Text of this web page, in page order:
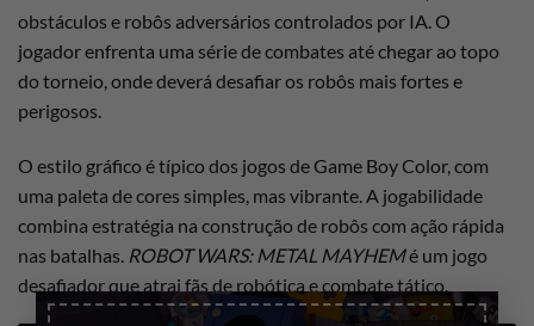
obstáculos e robôs adversários controlados por IA. O
jogador enfrenta uma série de combates até chegar ao topo
do torneio, onde deverá desafiar os robôs mais fortes e
perigosos.
O estilo gráfico é típico dos jogos de Game Boy Color, com
uma paleta de cores simples, mas vibrante. A jogabilidade
combina estratégia na construção de robôs com ação rápida
nas batalhas. ROBOT WARS: METAL MAYHEMé um jogo
desafiador que atrai fãs de robótica e combate tático.